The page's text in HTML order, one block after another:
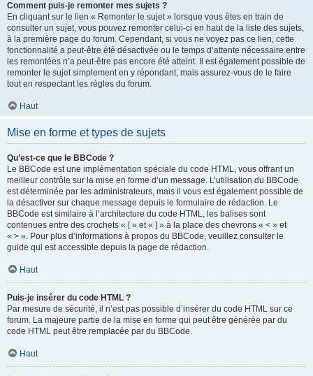
Comment puis-je remonter mes sujets ?
En cliquant sur le lien « Remonter le sujet » lorsque vous êtes en train de
consulter un sujet, vous pouvez remonter celui-ci en haut de la liste des sujets,
à la première page du forum. Cependant, si vous ne voyez pas ce lien, cette
fonctionnalité a peut-être été désactivée ou le temps d’attente nécessaire entre
les remontées n’a peut-être pas encore été atteint. Il est également possible de
remonter le sujet simplement en y répondant, mais assurez-vous de le faire
tout en respectant les règles du forum.
Haut
Mise en forme et types de sujets
Qu’est-ce que le BBCode ?
Le BBCode est une implémentation spéciale du code HTML, vous offrant un
meilleur contrôle sur la mise en forme d’un message. L’utilisation du BBCode
est déterminée par les administrateurs, mais il vous est également possible de
la désactiver sur chaque message depuis le formulaire de rédaction. Le
BBCode est similaire à l’architecture du code HTML, les balises sont
contenues entre des crochets « [ » et « ] » à la place des chevrons « < » et
« > ». Pour plus d’informations à propos du BBCode, veuillez consulter le
guide qui est accessible depuis la page de rédaction.
Haut
Puis-je insérer du code HTML ?
Par mesure de sécurité, il n’est pas possible d’insérer du code HTML sur ce
forum. La majeure partie de la mise en forme qui peut être générée par du
code HTML peut être remplacée par du BBCode.
Haut